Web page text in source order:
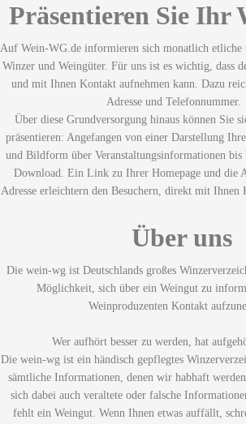
Präsentieren Sie Ihr
Auf Wein-WG.de informieren sich monatlich etliche
Winzer und Weingüter. Für uns ist es wichtig, dass
und mit Ihnen Kontakt aufnehmen kann. Dazu
Adresse und Telefonnummer.
Über diese Grundversorgung hinaus können Sie
präsentieren: Angefangen von einer Darstellung
und Bildform über Veranstaltungsinformationen bis
Download. Ein Link zu Ihrer Homepage und die
Adresse erleichtern den Besuchern, direkt mit Ihnen
Über uns
Die wein-wg ist Deutschlands großes
Möglichkeit, sich über ein Weingut zu
Weinproduzenten Kontakt
Wer aufhört besser zu werden, hat
Die wein-wg ist ein händisch gepflegtes
sämtliche Informationen, denen wir habhaft
sich dabei auch veraltete oder falsche
fehlt ein Weingut. Wenn Ihnen etwas auffällt,